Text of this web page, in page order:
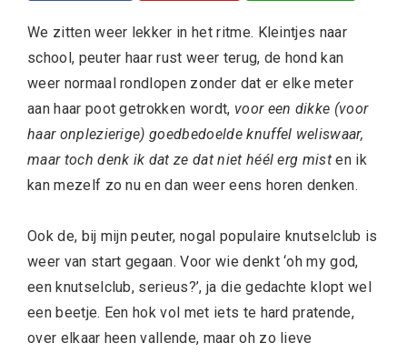
We zitten weer lekker in het ritme. Kleintjes naar
school, peuter haar rust weer terug, de hond kan
weer normaal rondlopen zonder dat er elke meter
aan haar poot getrokken wordt, voor een dikke (voor
haar onplezierige) goedbedoelde knuffel weliswaar,
maar toch denk ik dat ze dat niet héél erg misten ik
kan mezelf zo nu en dan weer eens horen denken.
Ook de, bij mijn peuter, nogal populaire knutselclub is
weer van start gegaan. Voor wie denkt ‘oh my god,
een knutselclub, serieus?’, ja die gedachte klopt wel
een beetje. Een hok vol met iets te hard pratende,
over elkaar heen vallende, maar oh zo lieve